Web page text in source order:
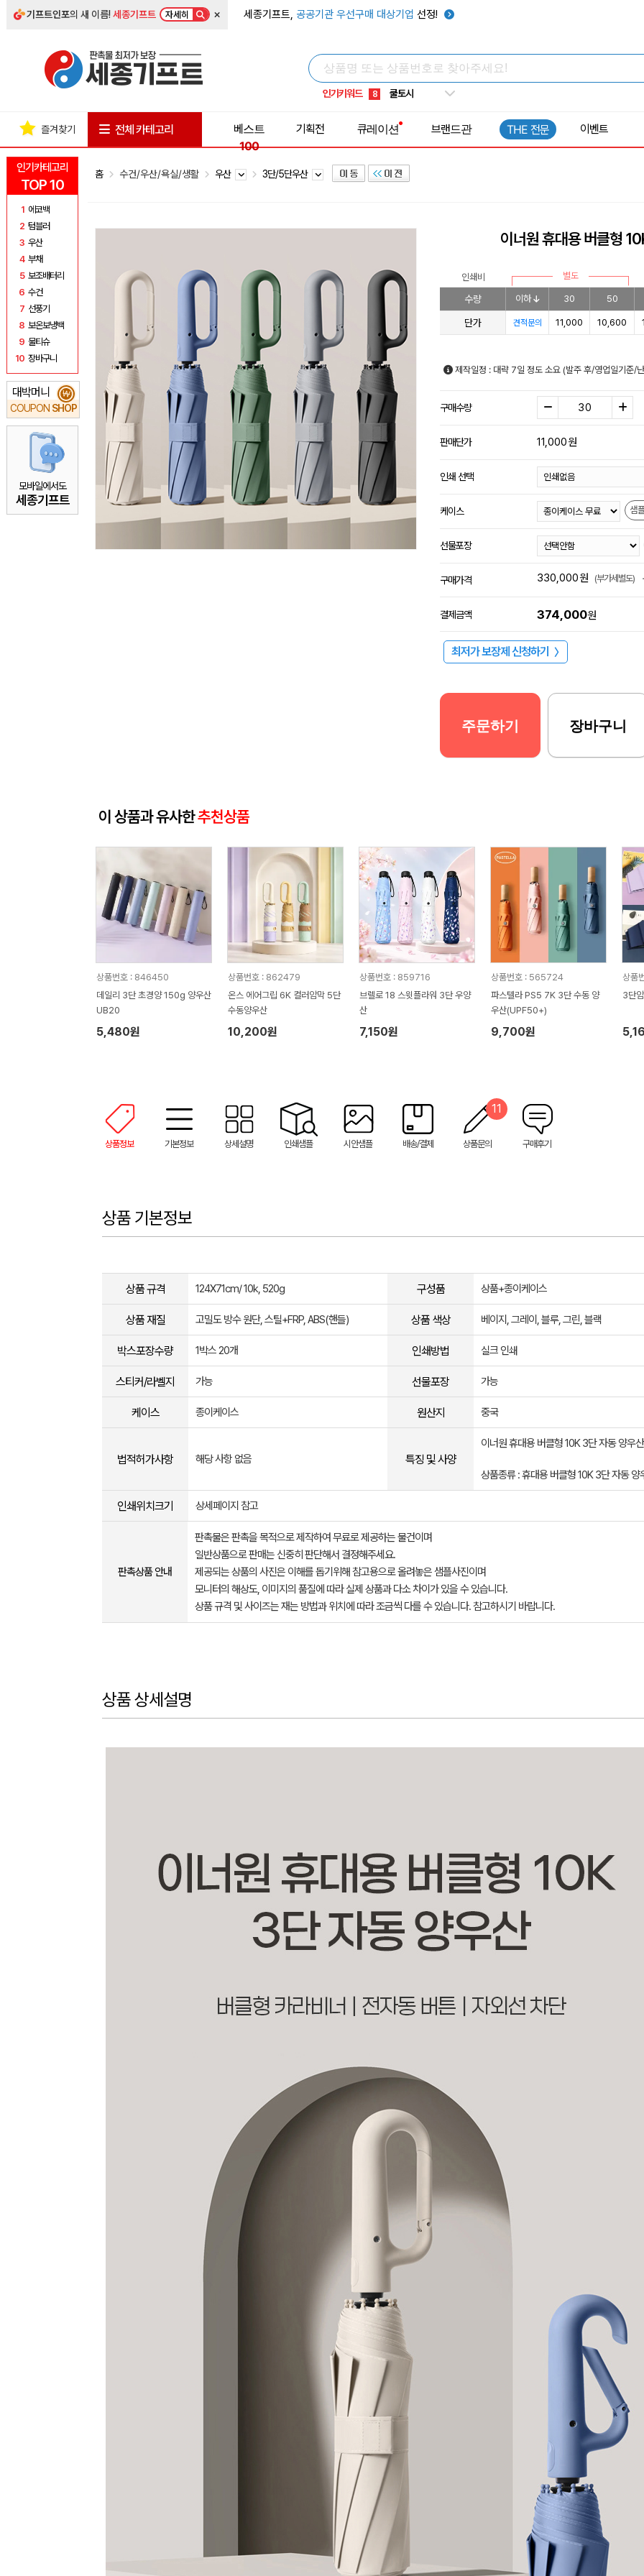
기프트인포의 새 이름!세종기프트 자세히 × 세종기프트, 공공기관 우선구매 대상기업 선정!
인기키워드
5 키캡
8 쿨토시
9 넥쿨러
1 선풍기
인기카테고리
TOP 10
1 에코백
2 텀블러
3 우산
4 부채
5 보조배터리
6 수건
7 선풍기
8 보온보냉백
9 물티슈
10 장바구니
대박머니
COUPON SHOP
₩
모바일에서도
세종기프트
즐겨찾기 전체 카테고리
베스트
100
기획전 큐레이션 브랜드관 THE 전문 이벤트
홈 수건/우산/욕실/생활 우산 3단/5단우산
이너원 휴대용 버클형
인쇄비 별도
수량 이하 30 50
단가 견적문의 11,000 10,600
제작일정 : 대략 7일 정도 소요 (발주 후/영업일기준/
구매수량
판매단가 11,000원
인쇄 선택
케이스 샘
선물포장
구매가격 330,000원 (부가세별도)
결제금액 374,000원
최저가 보장제 신청하기 〉
주문하기 장바구니
이 상품과 유사한추천상품
상품번호 : 846450
데일리 3단 초경양 150g 양우산
UB20
5,480원
상품번호 : 862479
온스 에어그립 6K 컬러암막 5단
수동양우산
10,200원
상품번호 : 859716
브렐로 18 스윗플라워 3단 우양
산
7,150원
상품번호 : 565724
파스텔라 PS5 7K 3단 수동 양
우산(UPF50+)
9,700원
상품
3단
상품정보 기본정보 상세설명 인쇄샘플 시안샘플 배송/결제 상품문의
11
구매후기
상품 기본정보
상품 규격 124X71cm/ 10k, 520g 구성품 상품+종이케이스
상품 재질 고밀도 방수 원단, 스틸+FRP, ABS(핸들) 상품 색상 베이지, 그레이, 블루, 그린, 블랙
박스포장수량 1박스 20개 인쇄방법 실크 인쇄
스티커/라벨지 가능 선물포장 가능
케이스 종이케이스 원산지 중국
법적허가사항 해당 사항 없음 특징 및 사양
이너원 휴대용 버클형 10K 3단 자동 양우산
상품종류 : 휴대용 버클형 10K 3단 자동 양
인쇄위치크기 상세페이지 참고
판촉상품 안내
판촉물은 판촉을 목적으로 제작하여 무료로 제공하는 물건이며
일반상품으로 판매는 신중히 판단해서 결정해주세요.
제공되는 상품의 사진은 이해를 돕기위해 참고용으로 올려놓은 샘플사진이며
모니터의 해상도, 이미지의 품질에 따라 실제 상품과 다소 차이가 있을 수 있습니다.
상품 규격 및 사이즈는 재는 방법과 위치에 따라 조금씩 다를 수 있습니다. 참고하시기 바랍니다.
상품 상세설명